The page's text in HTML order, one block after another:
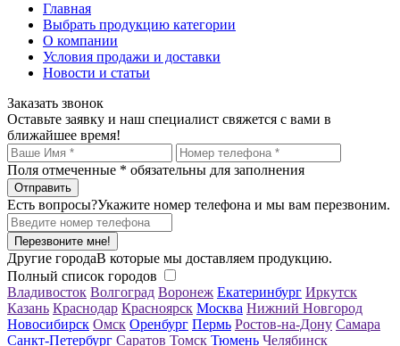
Главная
Выбрать продукцию категории
О компании
Условия продажи и доставки
Новости и статьи
Заказать звонок
Оставьте заявку и наш специалист свяжется с вами в
ближайшее время!
Поля отмеченные * обязательны для заполнения
Есть вопросы?Укажите номер телефона и мы вам перезвоним.
Перезвоните мне!
Другие городаВ которые мы доставляем продукцию.
Полный список городов
Владивосток Волгоград Воронеж Екатеринбург Иркутск
Казань Краснодар Красноярск Москва Нижний Новгород
Новосибирск Омск Оренбург Пермь Ростов-на-Дону Самара
Санкт-Петербург Саратов Томск Тюмень Челябинск